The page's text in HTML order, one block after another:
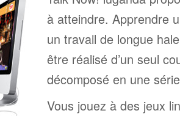
à atteindre. Apprendre
un travail de longue
être réalisé d’un seul
décomposé en une
Vous jouez à des jeux